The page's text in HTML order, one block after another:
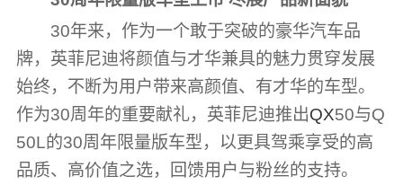
30年来，作为一个敢于突破的豪华汽车品
牌，英菲尼迪将颜值与才华兼具的魅力贯穿发展
始终，不断为用户带来高颜值、有才华的车型。
作为30周年的重要献礼，英菲尼迪推出QX50与Q
50L的30周年限量版车型，以更具驾乘享受的高
品质、高价值之选，回馈用户与粉丝的支持。